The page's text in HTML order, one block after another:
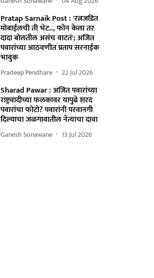
Pratap Sarnaik Post : 'रत्नजडित
मोबाईलची ती भेट.., फोन केला तर
दादा बोलतील असंच वाटतं'; अजित
पवारांच्या आठवणीत प्रताप सरनाईक
भावुक
Pradeep Pendhare 22 Jul 2026
Sharad Pawar : अजित पवारांच्या
राष्ट्रवादीच्या फलकावर यापुढे शरद
पवारांचा फोटो? पवारांनी परवानगी
दिल्याचा जळगावातील नेत्याचा दावा
Ganesh Sonawane 13 Jul 2026